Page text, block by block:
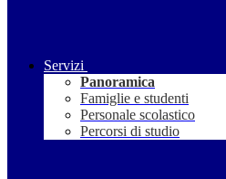
Servizi
Panoramica
Famiglie e studenti
Personale scolastico
Percorsi di studio